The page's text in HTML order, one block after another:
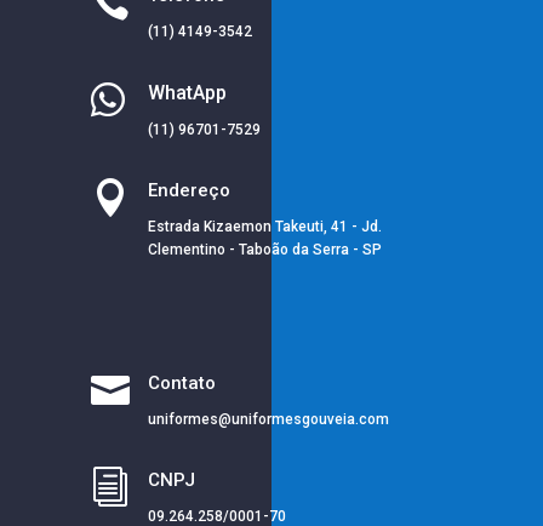
(11) 4149-3542
 WhatApp
(11) 96701-7529
 Endereço
Estrada Kizaemon Takeuti, 41 - Jd.
Clementino - Taboão da Serra - SP
 Contato
uniformes@uniformesgouveia.com
i CNPJ
09.264.258/0001-70